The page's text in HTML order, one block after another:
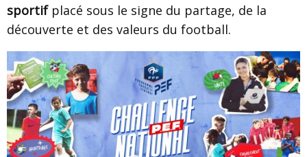
sportifplacé sous le signe du partage, de la
découverte et des valeurs du football.